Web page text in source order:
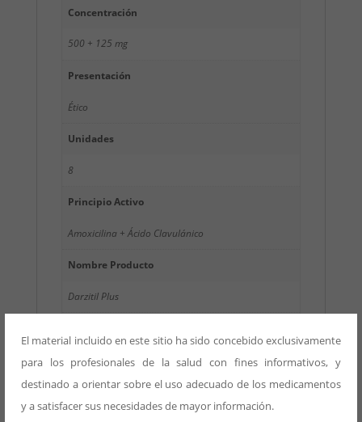
El material incluido en este sitio ha sido concebido exclusivamente
para los profesionales de la salud con fines informativos, y
destinado a orientar sobre el uso adecuado de los medicamentos
y a satisfacer sus necesidades de mayor información.
Concentración
500 + 125 mg
Presentación
Ético
Unidades
8
Principio Activo
Amoxicilina + Ácido Clavulánico
Nombre Producto
Darzitil Plus
Estuche
Presentación Primaria